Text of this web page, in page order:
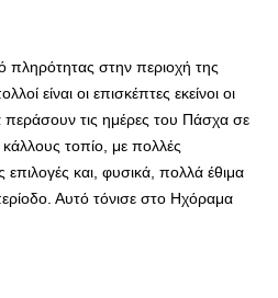
πληρότητας στην περιοχή της
είναι οι επισκέπτες εκείνοι οι
περάσουν τις ημέρες του Πάσχα σε
τοπίο, με πολλές
επιλογές και, φυσικά, πολλά έθιμα
Αυτό τόνισε στο Ηχόραμα